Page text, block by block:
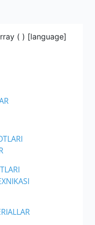
VA
( ) [language]